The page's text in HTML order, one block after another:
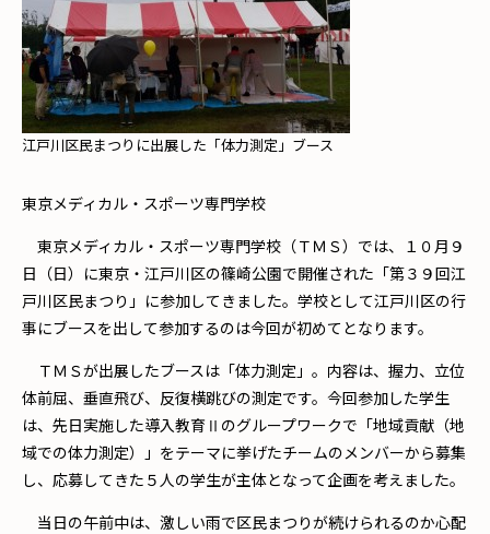
江戸川区民まつりに出展した「体力測定」ブース
東京メディカル・スポーツ専門学校
東京メディカル・スポーツ専門学校（ＴＭＳ）では、１０月９
日（日）に東京・江戸川区の篠崎公園で開催された「第３９回江
戸川区民まつり」に参加してきました。学校として江戸川区の行
事にブースを出して参加するのは今回が初めてとなります。
ＴＭＳが出展したブースは「体力測定」。内容は、握力、立位
体前屈、垂直飛び、反復横跳びの測定です。今回参加した学生
は、先日実施した導入教育Ⅱのグループワークで「地域貢献（地
域での体力測定）」をテーマに挙げたチームのメンバーから募集
し、応募してきた５人の学生が主体となって企画を考えました。
当日の午前中は、激しい雨で区民まつりが続けられるのか心配